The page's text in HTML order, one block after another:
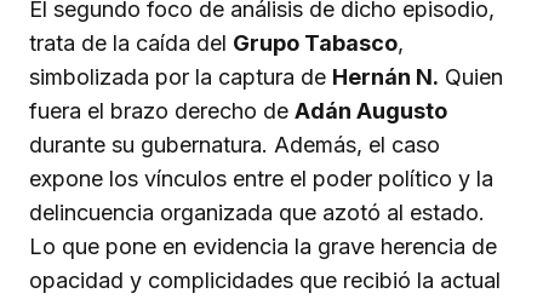
El segundo foco de análisis de dicho episodio,
trata de la caída del Grupo Tabasco,
simbolizada por la captura de Hernán N. Quien
fuera el brazo derecho de Adán Augusto
durante su gubernatura. Además, el caso
expone los vínculos entre el poder político y la
delincuencia organizada que azotó al estado.
Lo que pone en evidencia la grave herencia de
opacidad y complicidades que recibió la actual